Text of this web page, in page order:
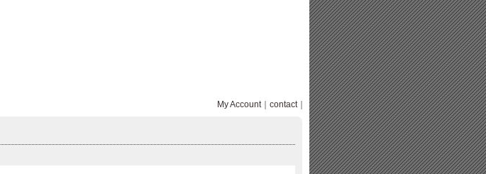
My Account｜ contact｜